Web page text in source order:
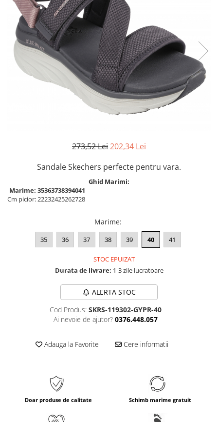
Doss
Vesna
Dr. Feet
273,52 Lei202,34 Lei
Sandale Skechers perfecte pentru vara.
Ghid Marimi:
Marime: 35363738394041
Cm picior:22232425262728
Marime:
35 36 37 38 39 40 41
STOC EPUIZAT
Durata de livrare: 1-3 zile lucratoare
ALERTA STOC
Cod Produs: SKRS-119302-GYPR-40
Ai nevoie de ajutor? 0376.448.057
Adauga la Favorite Cere informatii
Doar produse de calitate Schimb marime gratuit